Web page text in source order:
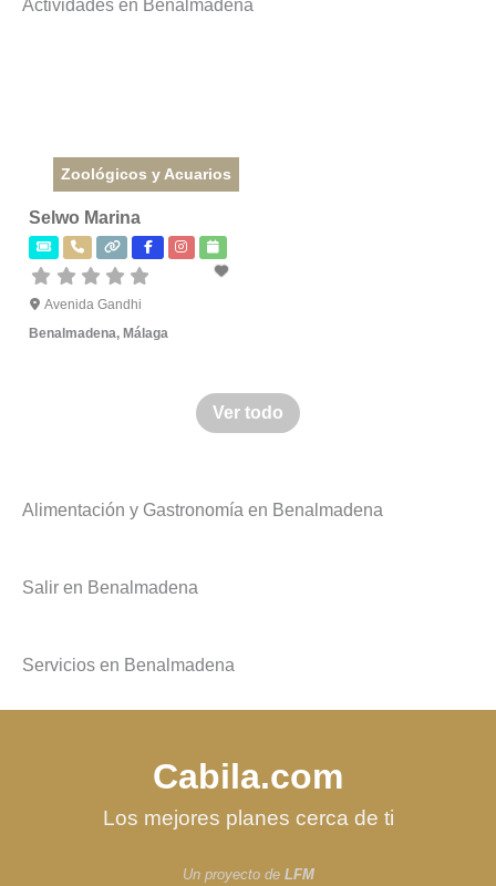
Actividades en Benalmadena
Zoológicos y Acuarios
Selwo Marina
Avenida Gandhi
Benalmadena, Málaga
Ver todo
Alimentación y Gastronomía en Benalmadena
Salir en Benalmadena
Servicios en Benalmadena
Cabila.com
Los mejores planes cerca de ti
Un proyecto de LFM